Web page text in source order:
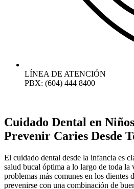
LÍNEA DE ATENCIÓN
PBX: (604) 444 8400
Cuidado Dental en
Prevenir Caries Desde
El cuidado dental desde la infancia es
salud bucal óptima a lo largo de toda la
problemas más comunes en los dientes
prevenirse con una combinación de